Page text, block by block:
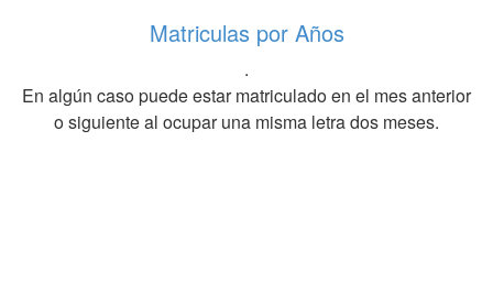
Matriculas por Años
.
En algún caso puede estar matriculado en el mes anterior
o siguiente al ocupar una misma letra dos meses.